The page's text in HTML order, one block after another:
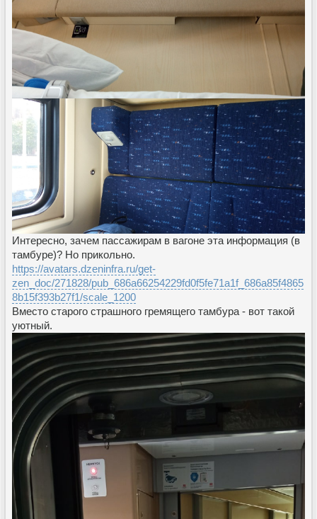
Интересно, зачем пассажирам в вагоне эта информация (в
тамбуре)? Но прикольно.
https://avatars.dzeninfra.ru/get-
zen_doc/271828/pub_686a66254229fd0f5fe71a1f_686a85f4865
8b15f393b27f1/scale_1200
Вместо старого страшного гремящего тамбура - вот такой
уютный.